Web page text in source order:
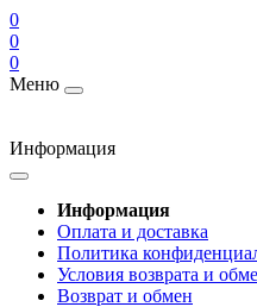
0
0
0
Меню
Информация
Информация
Оплата и доставка
Политика
Условия возврата и
Возврат и обмен